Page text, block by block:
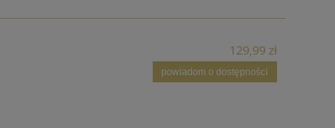
129,99 zł
powiadom o dostępności